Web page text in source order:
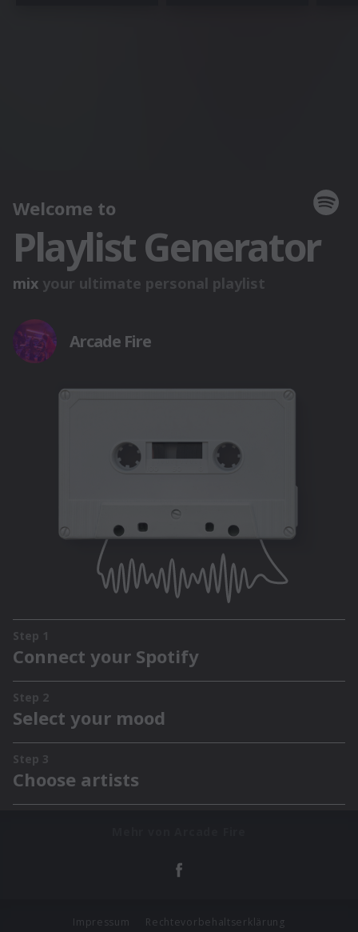
Impressum Rechtevorbehaltserklärung